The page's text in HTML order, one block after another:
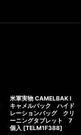
米軍実物 CAMELBAK l
キャメルバック ハイド
レーションバッグ クリ
ーニングタブレット 7
個入 [TELM1F388]